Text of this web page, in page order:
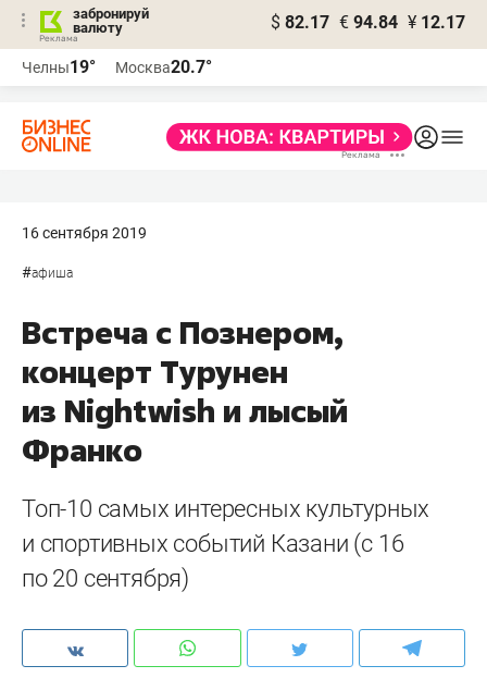
забронируй
валюту
$ 82.17 € 94.84 ¥ 12.17
Челны19° Москва20.7°
16 сентября 2019
#афиша
Встреча с Познером,
концерт Турунен
из Nightwish и лысый
Франко
Топ-10 самых интересных культурных
и спортивных событий Казани (с 16
по 20 сентября)